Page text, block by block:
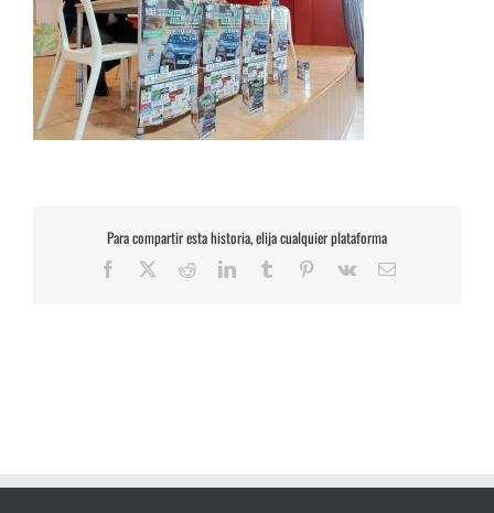
Para compartir esta historia, elija cualquier plataforma
Facebook RedditLinkedInTumblr Pinterest
Vk
Correo